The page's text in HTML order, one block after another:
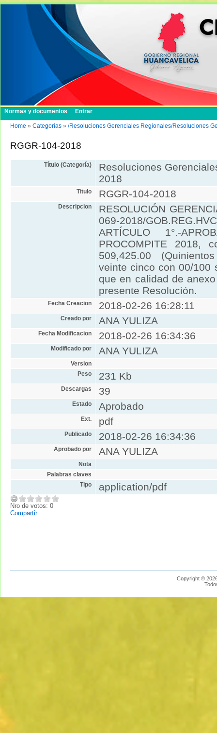
Normas y documentos Entrar
Home » Categorias » /Resoluciones Gerenciales Regionales/Resoluciones
RGGR-104-2018
Título (Categoría)
Resoluciones
2018
Titulo RGGR-104-2018
Descripcion
RESOLUCIÓN
069-2018/
ARTÍCULO 1°.-
PROCOMPITE 2018,
509,425.00
veinte cinco con 00/100
que en calidad de
presente Resolución.
Fecha Creacion 2018-02-26 16:28:11
Creado por ANA YULIZA
Fecha Modificacion 2018-02-26 16:34:36
Modificado por ANA YULIZA
Version
Peso
231 Kb
Descargas 39
Estado Aprobado
Ext. pdf
Publicado 2018-02-26 16:34:36
Aprobado por ANA YULIZA
Nota
Palabras claves
Tipo
application/pdf
Nro de votos: 0
Compartir
Copyright ©